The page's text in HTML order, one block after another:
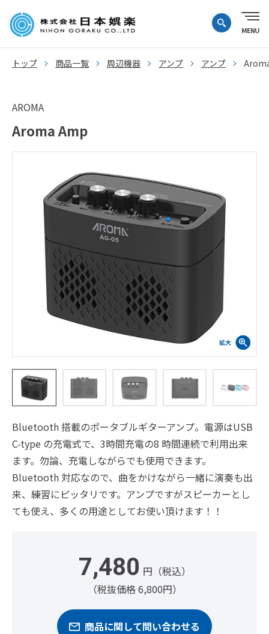
トップ 商品一覧 周辺機器 アンプ アンプ
AROMA
Aroma Amp
Bluetooth 搭載のポータブルギターアンプ。電源はUSB
C-type の充電式で、3時間充電の8 時間連続で利用出来
ます。勿論、充電しながらでも使用できます。
Bluetooth 対応なので、曲をかけながら一緒に演奏も出
来、練習にピッタリです。アンプですがスピーカーとし
ても使え、多くの用途としてお使い頂けます！！
7,480 円（税込）
（税抜価格 6,800円）
商品に関して問い合わせる